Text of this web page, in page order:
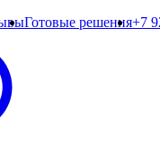
Готовые решения+7